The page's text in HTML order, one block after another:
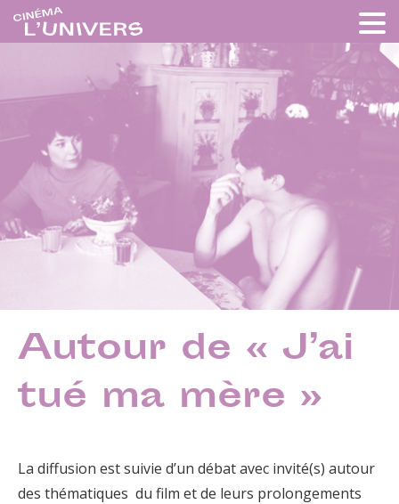
Autour de « J’ai
tué ma mère »
La diffusion est suivie d’un débat avec invité(s) autour
des thématiques du film et de leurs prolongements